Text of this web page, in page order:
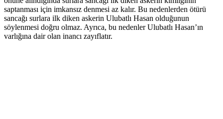
saptanması için imkansız denmesi az kalır. Bu nedenlerden ötürü
sancağı surlara ilk diken askerin Ulubatlı Hasan olduğunun
söylenmesi doğru olmaz. Ayrıca, bu nedenler Ulubatlı Hasan’ın
varlığına dair olan inancı zayıflatır.